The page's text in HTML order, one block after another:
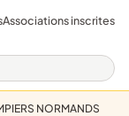
Associations inscrites
NORMANDS